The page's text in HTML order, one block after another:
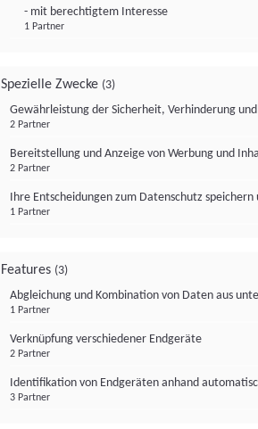
- mit berechtigtem Interesse
1 Partner
Spezielle Zwecke (3)
Gewährleistung der Sicherheit, Verhinderung
2 Partner
Bereitstellung und Anzeige von Werbung und
2 Partner
Ihre Entscheidungen zum Datenschutz
1 Partner
Features (3)
Abgleichung und Kombination von Daten aus
1 Partner
Verknüpfung verschiedener Endgeräte
2 Partner
Identifikation von Endgeräten anhand
3 Partner